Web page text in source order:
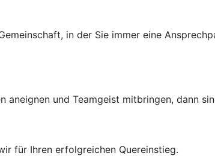
in der Sie immer eine
aneignen und Teamgeist mitbringen, dann
für Ihren erfolgreichen Quereinstieg.